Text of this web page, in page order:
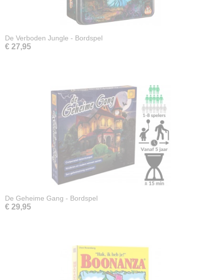
De Verboden Jungle - Bordspel
€ 27,95
De Geheime Gang - Bordspel
€ 29,95